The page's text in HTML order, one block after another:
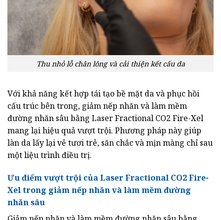
Thu nhỏ lỗ chân lông và cải thiện kết cấu da
Với khả năng kết hợp tái tạo bề mặt da và phục hồi
cấu trúc bên trong, giảm nếp nhăn và làm mềm
đường nhăn sâu bằng Laser Fractional CO2 Fire-Xel
mang lại hiệu quả vượt trội. Phương pháp này giúp
làn da lấy lại vẻ tươi trẻ, săn chắc và mịn màng chỉ sau
một liệu trình điều trị.
Ưu điểm vượt trội của Laser Fractional CO2 Fire-
Xel trong giảm nếp nhăn và làm mềm đường
nhăn sâu